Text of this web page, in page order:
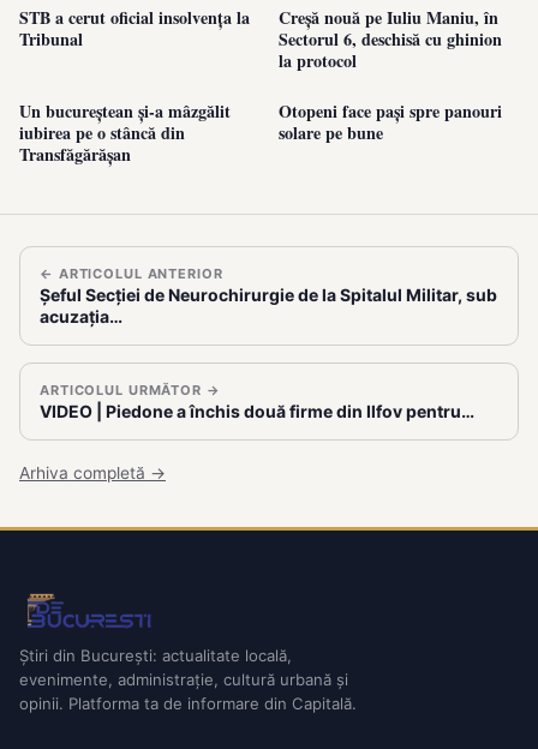
STB a cerut oficial insolvența la
Tribunal
Creșă nouă pe Iuliu Maniu, în
Sectorul 6, deschisă cu ghinion
la protocol
Un bucureștean și-a mâzgălit
iubirea pe o stâncă din
Transfăgărășan
Otopeni face pași spre panouri
solare pe bune
← ARTICOLUL ANTERIOR
Șeful Secției de Neurochirurgie de la Spitalul Militar, sub
acuzația…
ARTICOLUL URMĂTOR →
VIDEO | Piedone a închis două firme din Ilfov pentru…
Arhiva completă →
Știri din București: actualitate locală,
evenimente, administrație, cultură urbană și
opinii. Platforma ta de informare din Capitală.